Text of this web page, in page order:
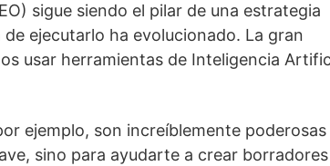
sigue siendo el pilar de una estrategia
ejecutarlo ha evolucionado. La gran
usar herramientas de Inteligencia
ejemplo, son increíblemente poderosas
sino para ayudarte a crear